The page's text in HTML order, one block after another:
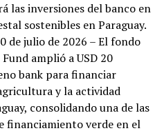
las inversiones del banco en
sostenibles en Paraguay.
de julio de 2026 – El fondo
amplió a USD 20
bank para financiar
y la actividad
consolidando una de las
financiamiento verde en el